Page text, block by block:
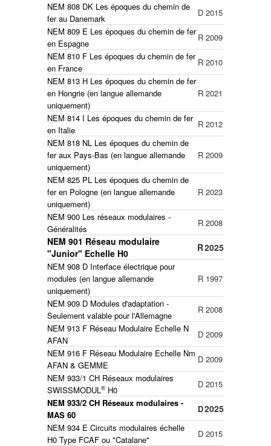
NEM 808 DK Les époques du chemin de
fer au Danemark
D 2015
NEM 809 E Les époques du chemin de fer
en Espagne
R 2009
NEM 810 F Les époques du chemin de fer
en France
R 2010
NEM 813 H Les époques du chemin de fer
en Hongrie (en langue allemande
uniquement)
R 2021
NEM 814 I Les époques du chemin de fer
en Italie
R 2012
NEM 818 NL Les époques du chemin de
fer aux Pays-Bas (en langue allemande
uniquement)
R 2009
NEM 825 PL Les époques du chemin de
fer en Pologne (en langue allemande
uniquement)
R 2023
NEM 900 Les réseaux modulaires -
Généralités
R 2008
NEM 901 Réseau modulaire
"Junior" Echelle H0
R2025
NEM 908 D Interface électrique pour
modules (en langue allemande
uniquement)
R 1997
NEM 909 D Modules d'adaptation -
Seulement valable pour l'Allemagne
R 2008
NEM 913 F Réseau Modulaire Echelle N
AFAN
D 2009
NEM 916 F Réseau Modulaire Echelle Nm
AFAN & GEMME
D 2009
NEM 933/1 CH Réseaux modulaires
SWISSMODUL® H0
D 2015
NEM 933/2 CH Réseaux modulaires -
MAS 60
D2025
NEM 934 E Circuits modulaires échelle
H0 Type FCAF ou "Catalane"
D 2015